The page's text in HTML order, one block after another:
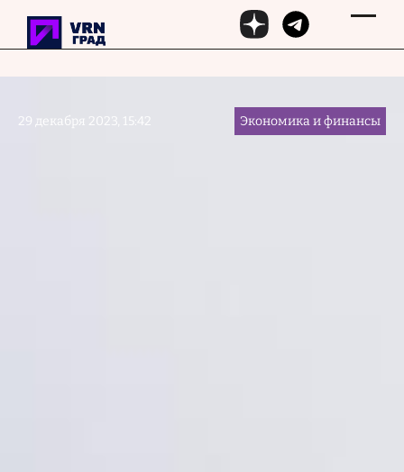
Перейти к основному содержанию
29 декабря 2023, 15:42 Экономика и финансы